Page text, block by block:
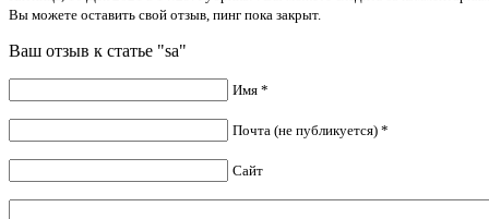
Вы можете оставить свой отзыв, пинг пока закрыт.
Ваш отзыв к статье "sa"
Имя *
Почта (не публикуется) *
Сайт